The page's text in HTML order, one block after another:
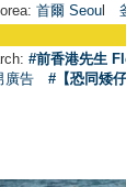
首爾 Seoul
#前香港先生
廣告
#【恐同矮